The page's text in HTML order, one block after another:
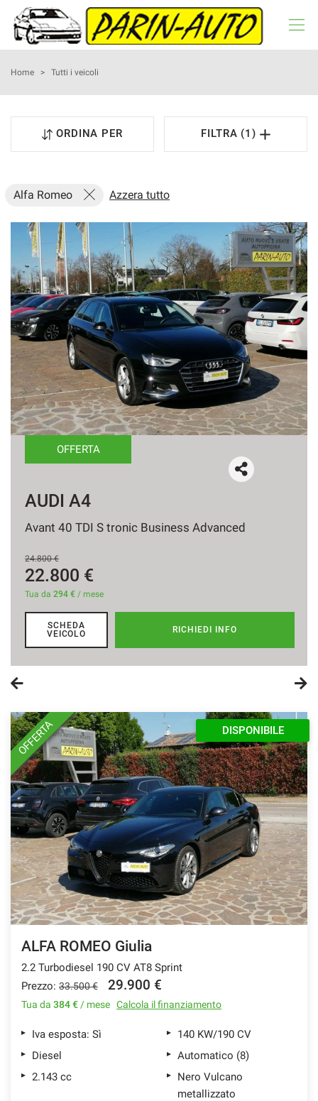
HOME
ACQUISTIAMO USATO
ASSISTENZA
RECENSIONI
CONTATTI
Home > Tutti i veicoli
ORDINA PER FILTRA (1)
Alfa Romeo Azzera tutto
OFFERTA
AUDI A4
Avant 40 TDI S tronic Business Advanced
24.800 €
22.800 €
Tua da 294 €/ mese
SCHEDA
VEICOLO
RICHIEDI INFO
OFFERTA DISPONIBILE
ALFA ROMEO Giulia
2.2 Turbodiesel 190 CV AT8 Sprint
Prezzo: 33.500 € 29.900 €
Tua da 384 € / mese Calcola il finanziamento
Iva esposta: Sì
140 KW/190 CV
Diesel
Automatico (8)
2.143 cc
Nero Vulcano
metallizzato